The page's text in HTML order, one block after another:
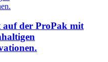
der ProPak mit